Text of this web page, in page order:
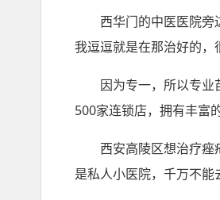
西华门的中医医院旁
我逗逗就是在那治好的，
因为专一，所以专
500家连锁店，拥有丰富
西安高陵区想治疗
是私人小医院，千万不能